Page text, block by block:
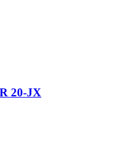
20-JX